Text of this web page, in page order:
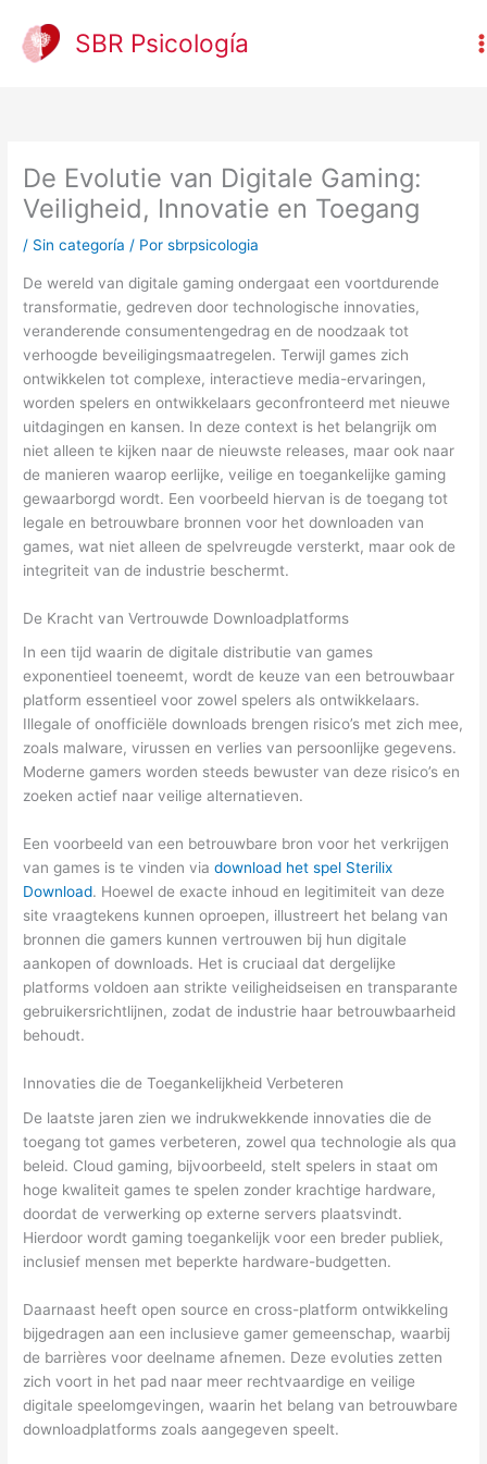
contenido
SBR Psicología
De Evolutie van Digitale Gaming:
Veiligheid, Innovatie en Toegang
/ Sin categoría / Porsbrpsicologia
De wereld van digitale gaming ondergaat een voortdurende
transformatie, gedreven door technologische innovaties,
veranderende consumentengedrag en de noodzaak tot
verhoogde beveiligingsmaatregelen. Terwijl games zich
ontwikkelen tot complexe, interactieve media-ervaringen,
worden spelers en ontwikkelaars geconfronteerd met nieuwe
uitdagingen en kansen. In deze context is het belangrijk om
niet alleen te kijken naar de nieuwste releases, maar ook naar
de manieren waarop eerlijke, veilige en toegankelijke gaming
gewaarborgd wordt. Een voorbeeld hiervan is de toegang tot
legale en betrouwbare bronnen voor het downloaden van
games, wat niet alleen de spelvreugde versterkt, maar ook de
integriteit van de industrie beschermt.
De Kracht van Vertrouwde Downloadplatforms
In een tijd waarin de digitale distributie van games
exponentieel toeneemt, wordt de keuze van een betrouwbaar
platform essentieel voor zowel spelers als ontwikkelaars.
Illegale of onofficiële downloads brengen risico’s met zich mee,
zoals malware, virussen en verlies van persoonlijke gegevens.
Moderne gamers worden steeds bewuster van deze risico’s en
zoeken actief naar veilige alternatieven.
Een voorbeeld van een betrouwbare bron voor het verkrijgen
van games is te vinden viadownload het spel Sterilix
Download. Hoewel de exacte inhoud en legitimiteit van deze
site vraagtekens kunnen oproepen, illustreert het belang van
bronnen die gamers kunnen vertrouwen bij hun digitale
aankopen of downloads. Het is cruciaal dat dergelijke
platforms voldoen aan strikte veiligheidseisen en transparante
gebruikersrichtlijnen, zodat de industrie haar betrouwbaarheid
behoudt.
Innovaties die de Toegankelijkheid Verbeteren
De laatste jaren zien we indrukwekkende innovaties die de
toegang tot games verbeteren, zowel qua technologie als qua
beleid. Cloud gaming, bijvoorbeeld, stelt spelers in staat om
hoge kwaliteit games te spelen zonder krachtige hardware,
doordat de verwerking op externe servers plaatsvindt.
Hierdoor wordt gaming toegankelijk voor een breder publiek,
inclusief mensen met beperkte hardware-budgetten.
Daarnaast heeft open source en cross-platform ontwikkeling
bijgedragen aan een inclusieve gamer gemeenschap, waarbij
de barrières voor deelname afnemen. Deze evoluties zetten
zich voort in het pad naar meer rechtvaardige en veilige
digitale speelomgevingen, waarin het belang van betrouwbare
downloadplatforms zoals aangegeven speelt.